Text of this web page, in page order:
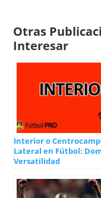
Otras
Interesar
Interior o
Lateral en Fútbol:
Versatilidad